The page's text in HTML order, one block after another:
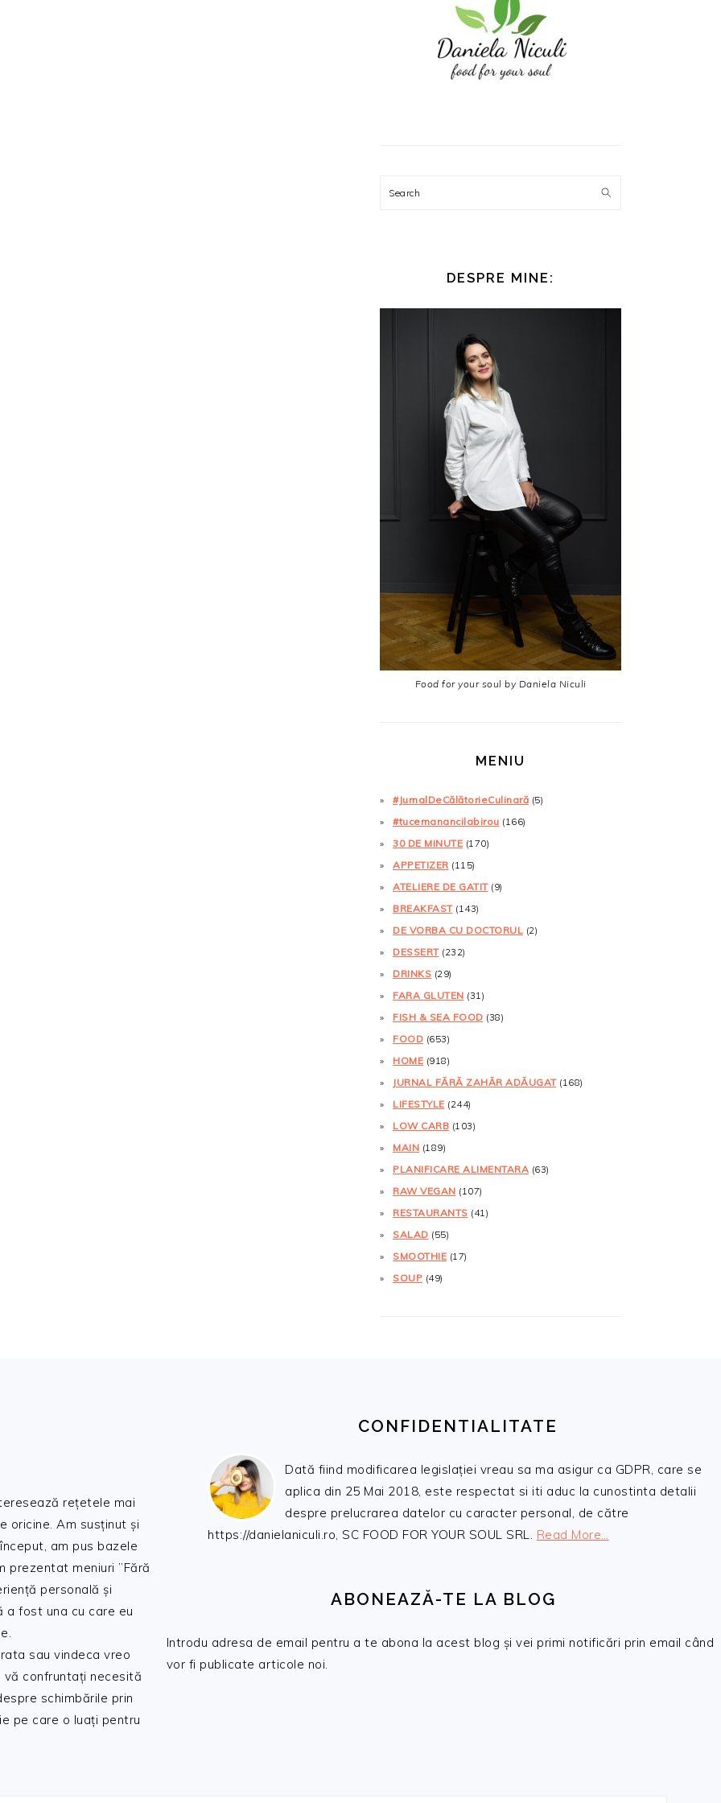
Search
DESPRE MINE:
Food for your soul by Daniela Niculi
MENIU
#JurnalDeCălătorieCulinară (5)
#tucemanancilabirou (166)
30 DE MINUTE (170)
APPETIZER (115)
ATELIERE DE GATIT(9)
BREAKFAST(143)
DE VORBA CU DOCTORUL (2)
DESSERT(232)
DRINKS (29)
FARA GLUTEN (31)
FISH & SEA FOOD (38)
FOOD (653)
HOME (918)
JURNAL FĂRĂ ZAHĂR ADĂUGAT(168)
LIFESTYLE (244)
LOW CARB (103)
MAIN (189)
PLANIFICARE ALIMENTARA (63)
RAW VEGAN (107)
RESTAURANTS (41)
SALAD (55)
SMOOTHIE (17)
SOUP (49)
rețetele mai
oricine. Am susținut și
am pus bazele
prezentat meniuri ”Fără
personală și
a fost una cu care eu
sau vindeca vreo
confruntați necesită
schimbările prin
pe care o luați pentru
CONFIDENTIALITATE
Dată fiind modificarea legislației vreau sa ma asigur ca GDPR, care se
aplica din 25 Mai 2018, este respectat si iti aduc la cunostinta detalii
despre prelucrarea datelor cu caracter personal, de către
https://danielaniculi.ro, SC FOOD FOR YOUR SOUL SRL. Read More…
ABONEAZĂ-TE LA BLOG
Introdu adresa de email pentru a te abona la acest blog și vei primi notificări prin email când
vor fi publicate articole noi.